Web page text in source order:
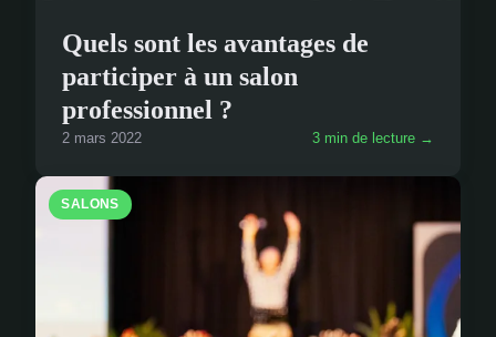
Quels sont les avantages de
participer à un salon
professionnel ?
2 mars 2022 3 min de lecture →
SALONS